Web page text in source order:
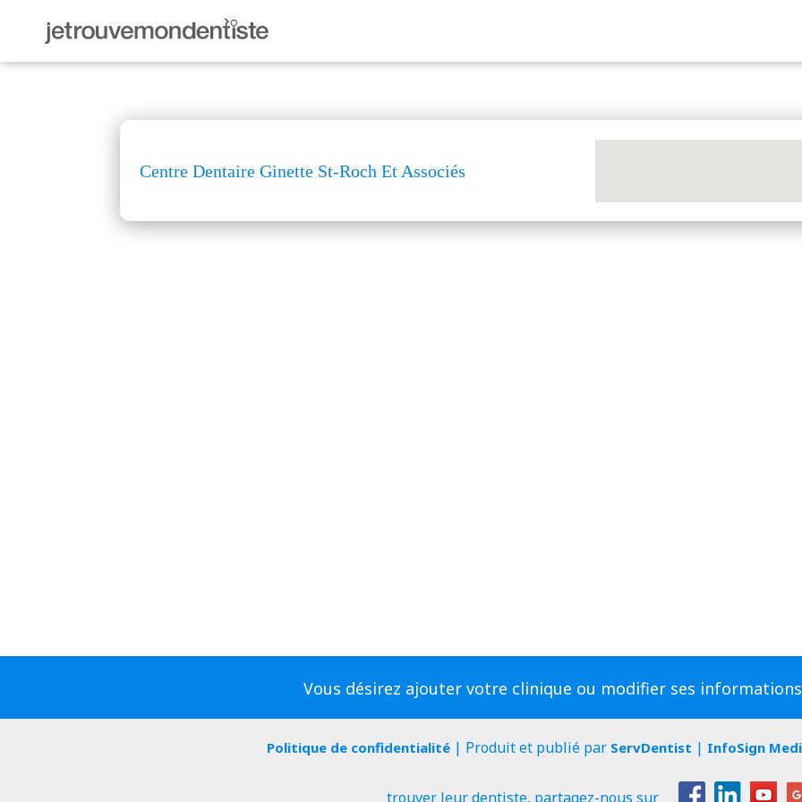
Centre Dentaire Ginette St-Roch Et Associés
Vous désirez ajouter votre clinique ou modifier ses
Politique de confidentialité | Produit et publié par ServDentist | InfoSign
trouver leur dentiste, partagez-nous sur